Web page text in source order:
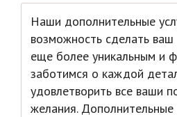
Наши дополнительные
возможность сделать
еще более уникальным и
заботимся о каждой
удовлетворить все ваши
желания.